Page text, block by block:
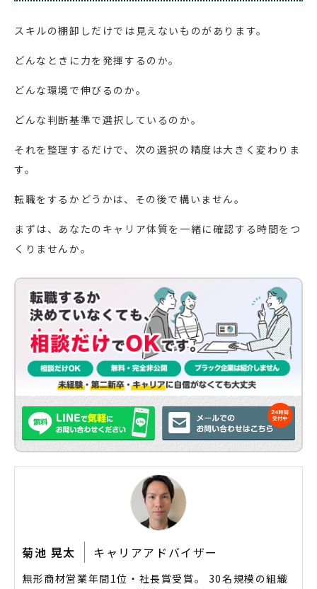
スキルの棚卸しだけでは見えないものがあります。
どんなときに力を発揮するのか。
どんな環境で伸びるのか。
どんな判断基準で選択しているのか。
それを整理するだけで、次の選択の精度は大きく変わりま
す。
転職をするかどうかは、その後で構いません。
まずは、あなたのキャリア体質を一緒に確認する時間をつ
くりませんか。
菊池 晃太 キャリアアドバイザー
無形商材営業年間1位・社長賞受賞。 30名規模の組織